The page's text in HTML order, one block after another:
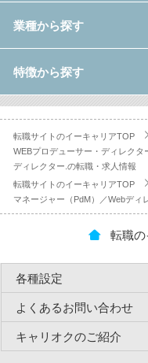
業種から探す
特徴から探す
転職サイトのイーキャリアTOP
WEBプロデューサー・ディレクタ
ディレクター.の転職・求人情報
転職サイトのイーキャリアTOP
マネージャー（PdM）／Webディ
転職
各種設定
よくあるお問い合わせ
キャリオクのご紹介